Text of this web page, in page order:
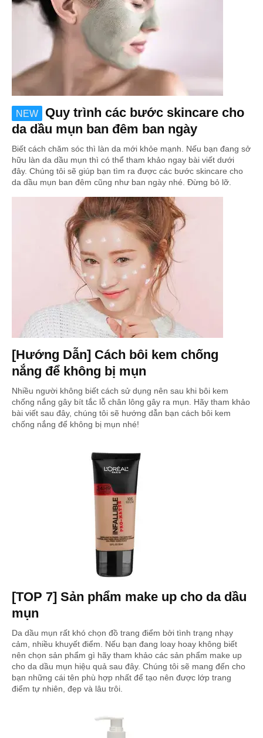
NEW
Quy trình các bước skincare cho
da dầu mụn ban đêm ban ngày
Biết cách chăm sóc thì làn da mới khỏe mạnh. Nếu bạn đang sở
hữu làn da dầu mụn thì có thể tham khảo ngay bài viết dưới
đây. Chúng tôi sẽ giúp bạn tìm ra được các bước skincare cho
da dầu mụn ban đêm cũng như ban ngày nhé. Đừng bỏ lỡ.
[Hướng Dẫn] Cách bôi kem chống
nắng để không bị mụn
Nhiều người không biết cách sử dụng nên sau khi bôi kem
chống nắng gây bít tắc lỗ chân lông gây ra mụn. Hãy tham khảo
bài viết sau đây, chúng tôi sẽ hướng dẫn bạn cách bôi kem
chống nắng để không bị mụn nhé!
[TOP 7] Sản phẩm make up cho da dầu
mụn
Da dầu mụn rất khó chọn đồ trang điểm bởi tình trạng nhạy
cảm, nhiều khuyết điểm. Nếu bạn đang loay hoay không biết
nên chọn sản phẩm gì hãy tham khảo các sản phẩm make up
cho da dầu mụn hiệu quả sau đây. Chúng tôi sẽ mang đến cho
bạn những cái tên phù hợp nhất để tạo nên được lớp trang
điểm tự nhiên, đẹp và lâu trôi.